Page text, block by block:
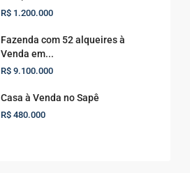
R$ 1.200.000
Fazenda com 52 alqueires à
Venda em...
R$ 9.100.000
Casa à Venda no Sapê
R$ 480.000